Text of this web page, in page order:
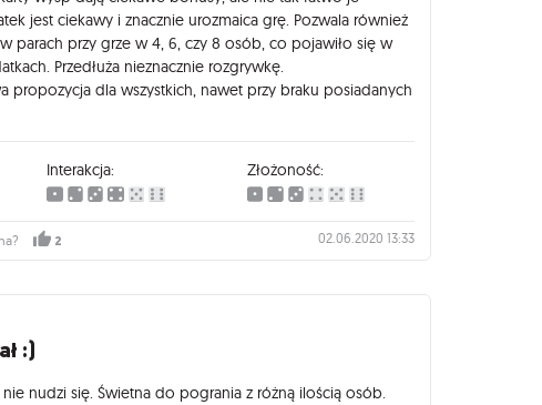
jest ciekawy i znacznie urozmaica grę. Pozwala również
parach przy grze w 4, 6, czy 8 osób, co pojawiło się w
Przedłuża nieznacznie rozgrywkę.
propozycja dla wszystkich, nawet przy braku posiadanych
Interakcja: Złożoność:
2 02.06.2020 13:33
:)
nudzi się. Świetna do pogrania z różną ilością osób.